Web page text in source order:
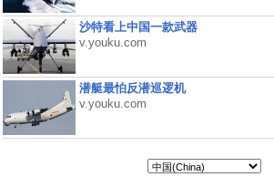
沙特看上中国一款武器
v.youku.com
潜艇最怕反潜巡逻机
v.youku.com